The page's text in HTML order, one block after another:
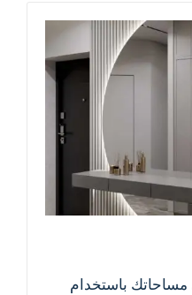
مساحاتك باستخدام